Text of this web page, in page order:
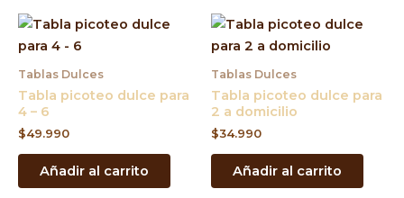
Tablas Dulces
Tabla picoteo dulce para
4 – 6
$49.990
Añadir al carrito
Tablas Dulces
Tabla picoteo dulce para
2 a domicilio
$34.990
Añadir al carrito